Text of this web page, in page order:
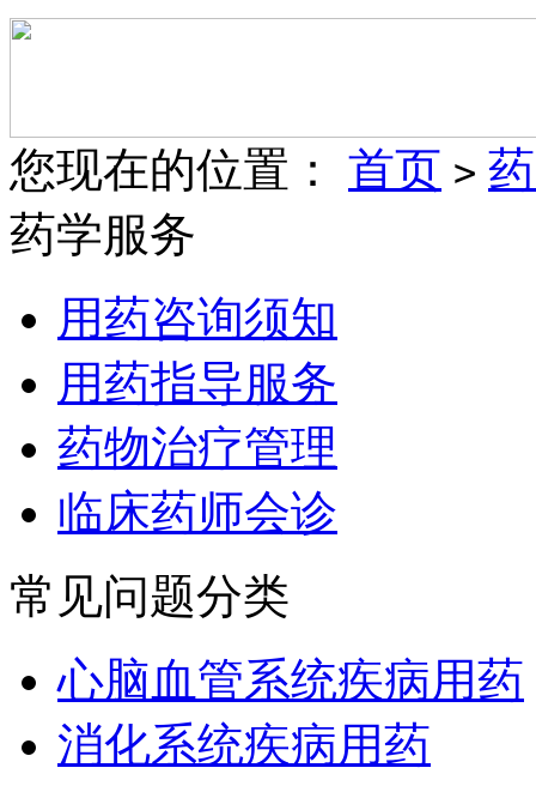
您现在的位置： 首页 >
药学服务
用药咨询须知
用药指导服务
药物治疗管理
临床药师会诊
常见问题分类
心脑血管系统疾病用药
消化系统疾病用药